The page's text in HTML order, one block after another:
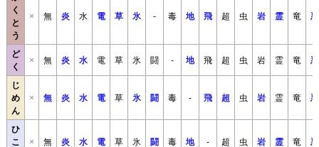
く
と
う
× 無 炎 水 電 草 氷 - 毒 地 飛 超 虫 岩 霊 竜 悪
ど
く
× 無 炎 水 電 草 氷 闘 - 地 飛 超 虫 岩 霊 竜 悪
じ
め
ん
× 無 炎 水 電 草 氷 闘 毒 - 飛 超 虫 岩 霊 竜 悪
ひ
こ
× 無 炎 水 電 草 氷 闘 毒 地 - 超 虫 岩 霊 竜 悪